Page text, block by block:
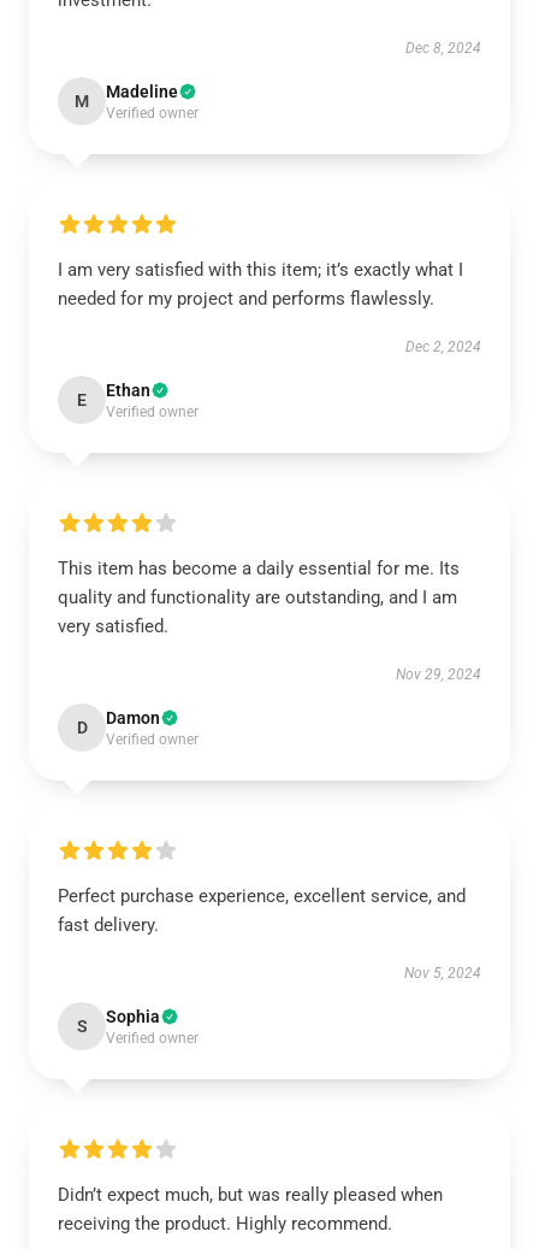
Dec 8, 2024
M Madeline
Verified owner
I am very satisfied with this item; it’s exactly what I
needed for my project and performs flawlessly.
Dec 2, 2024
E Ethan
Verified owner
This item has become a daily essential for me. Its
quality and functionality are outstanding, and I am
very satisfied.
Nov 29, 2024
D Damon
Verified owner
Perfect purchase experience, excellent service, and
fast delivery.
Nov 5, 2024
S Sophia
Verified owner
Didn’t expect much, but was really pleased when
receiving the product. Highly recommend.